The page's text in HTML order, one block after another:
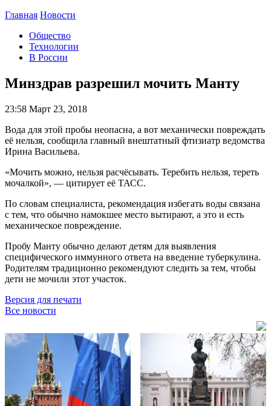
Главная Новости
Общество
Технологии
В России
Минздрав разрешил мочить Манту
23:58 Март 23, 2018
Вода для этой пробы неопасна, а вот механически повреждать
её нельзя, сообщила главный внештатный фтизиатр ведомства
Ирина Васильева.
«Мочить можно, нельзя расчёсывать. Теребить нельзя, тереть
мочалкой», — цитирует её ТАСС.
По словам специалиста, рекомендация избегать воды связана
с тем, что обычно намокшее место вытирают, а это и есть
механическое повреждение.
Пробу Манту обычно делают детям для выявления
специфического иммунного ответа на введение туберкулина.
Родителям традиционно рекомендуют следить за тем, чтобы
дети не мочили этот участок.
Версия для печати
Все новости